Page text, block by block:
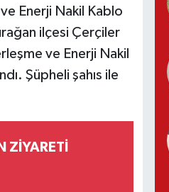
Enerji Nakil Kablo
ilçesi Çerçiler
ve Enerji Nakil
Şüpheli şahıs ile
ZİYARETİ